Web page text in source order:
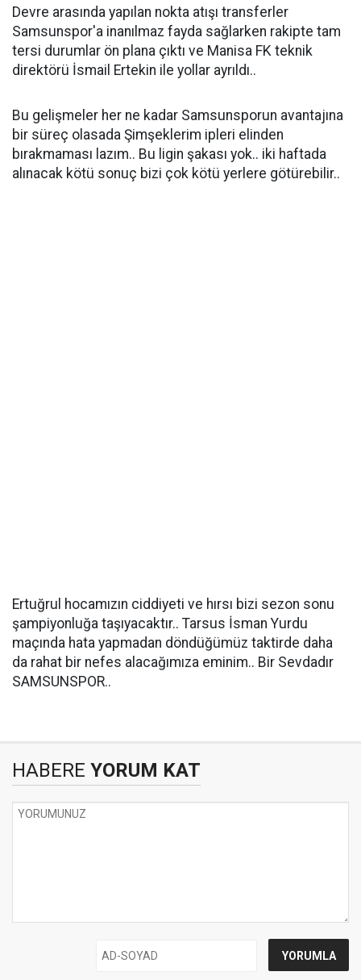
Devre arasında yapılan nokta atışı transferler
Samsunspor'a inanılmaz fayda sağlarken rakipte tam
tersi durumlar ön plana çıktı ve Manisa FK teknik
direktörü İsmail Ertekin ile yollar ayrıldı..
Bu gelişmeler her ne kadar Samsunsporun avantajına
bir süreç olasada Şimşeklerim ipleri elinden
bırakmaması lazım.. Bu ligin şakası yok.. iki haftada
alınacak kötü sonuç bizi çok kötü yerlere götürebilir..
Ertuğrul hocamızın ciddiyeti ve hırsı bizi sezon sonu
şampiyonluğa taşıyacaktır.. Tarsus İsman Yurdu
maçında hata yapmadan döndüğümüz taktirde daha
da rahat bir nefes alacağımıza eminim.. Bir Sevdadır
SAMSUNSPOR..
HABERE YORUM KAT